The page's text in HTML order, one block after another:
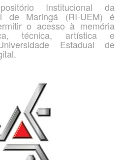
Institucional da
de Maringá (RI-UEM) é
o acesso à memória
técnica, artística e
Estadual de